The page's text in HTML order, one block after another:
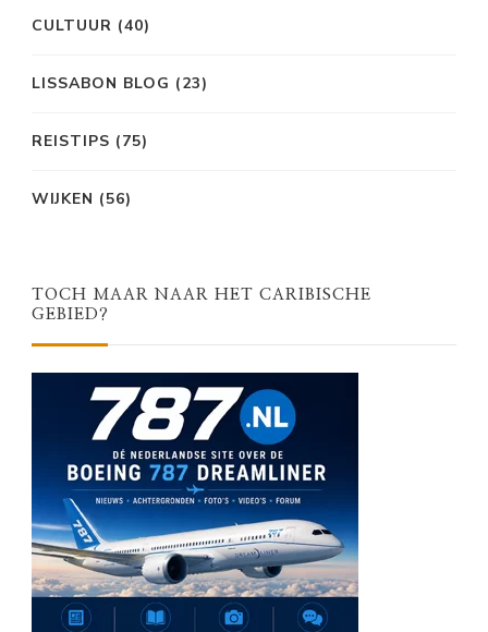
CULTUUR (40)
LISSABON BLOG (23)
REISTIPS (75)
WIJKEN (56)
TOCH MAAR NAAR HET CARIBISCHE
GEBIED?